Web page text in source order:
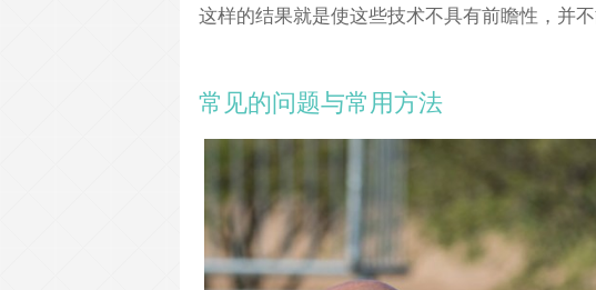
这样的结果就是使这些技术不具有前瞻性，并
常见的问题与常用方法